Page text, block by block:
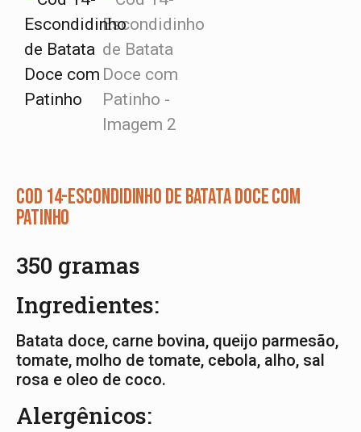
Cod 14-Escondidinho de Batata Doce com
Patinho
350 gramas
Ingredientes:
Batata doce, carne bovina, queijo parmesão,
tomate, molho de tomate, cebola, alho, sal
rosa e oleo de coco.
Alergênicos: